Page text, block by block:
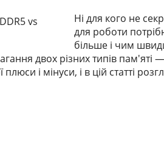
Ні для кого не
для роботи
більше і чим
двох різних типів пам'яті
і мінуси, і в цій статті